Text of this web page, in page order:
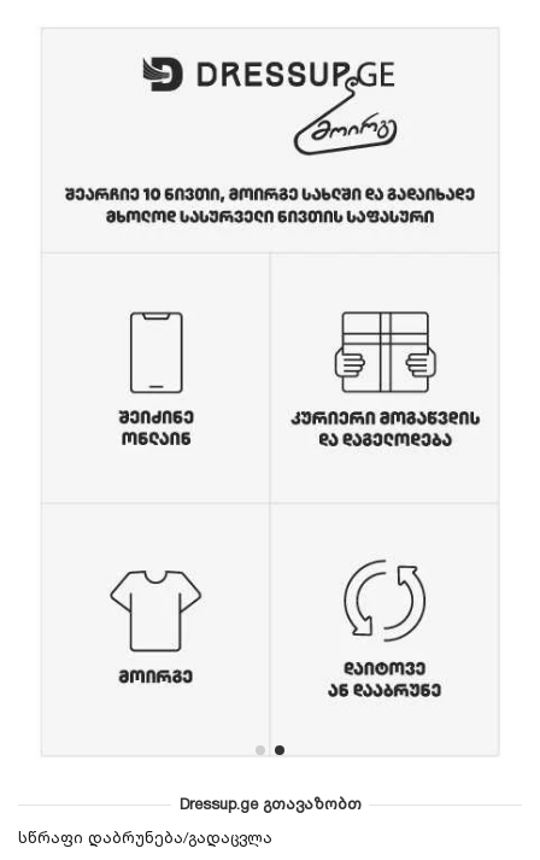
Dressup.ge გთავაზობთ
სწრაფი დაბრუნება/გადაცვლა